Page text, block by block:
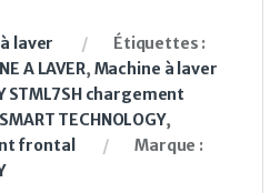
laver
Étiquettes :
A LAVER, Machine à laver
STML7SH chargement
SMART TECHNOLOGY,
frontal
Marque :